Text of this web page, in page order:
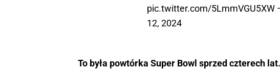
pic.twitter.com/5LmmVGU5XW
12, 2024
To była powtórka Super Bowl sprzed czterech lat.